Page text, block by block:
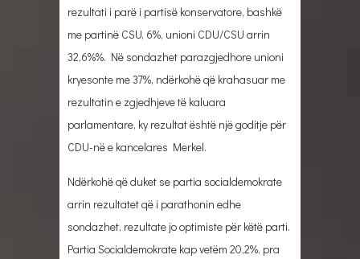
rezultati i parë i partisë konservatore, bashkë
me partinë CSU, 6%, unioni CDU/CSU arrin
32,6%%. Në sondazhet parazgjedhore unioni
kryesonte me 37%, ndërkohë që krahasuar me
rezultatin e zgjedhjeve të kaluara
parlamentare, ky rezultat është një goditje për
CDU-në e kancelares Merkel.
Ndërkohë që duket se partia socialdemokrate
arrin rezultatet që i parathonin edhe
sondazhet, rezultate jo optimiste për këtë parti.
Partia Socialdemokrate kap vetëm 20,2%, pra